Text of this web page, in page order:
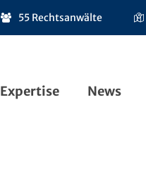
55 Rechtsanwälte
Expertise News